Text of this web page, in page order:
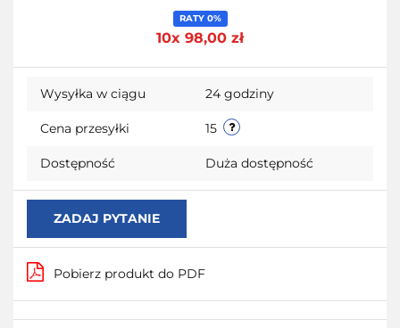
RATY 0%
10x 98,00 zł
Wysyłka w ciągu 24 godziny
Cena przesyłki 15
Dostępność Duża dostępność
ZADAJ PYTANIE
Pobierz produkt do PDF